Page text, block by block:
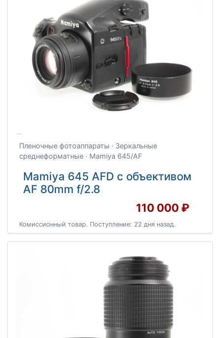
Пленочные фотоаппараты · Зеркальные
среднеформатные · Mamiya 645/AF
Mamiya 645 AFD с объективом
AF 80mm f/2.8
110 000 ₽
Комиссионный товар. Поступление: 22 дня назад.